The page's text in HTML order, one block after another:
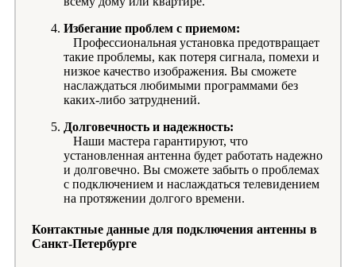
Избегание проблем с приемом:
Профессиональная установка предотвращает
такие проблемы, как потеря сигнала, помехи и
низкое качество изображения. Вы сможете
наслаждаться любимыми программами без
каких-либо затруднений.
Долговечность и надежность:
Наши мастера гарантируют, что
установленная антенна будет работать надежно
и долговечно. Вы сможете забыть о проблемах
с подключением и наслаждаться телевидением
на протяжении долгого времени.
Контактные данные для подключения антенны в
Санкт-Петербурге